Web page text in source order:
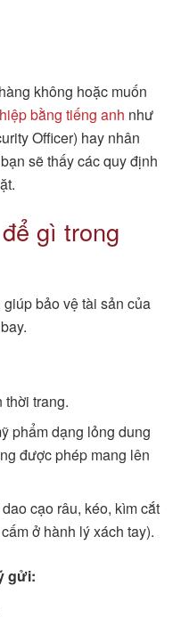
không hoặc muốn
bằng tiếng anh như
Officer) hay nhân
sẽ thấy các quy định
gì trong
bảo vệ tài sản của
thời trang.
phẩm dạng lỏng dung
được phép mang lên
cạo râu, kéo, kìm cắt
ở hành lý xách tay).
gửi: